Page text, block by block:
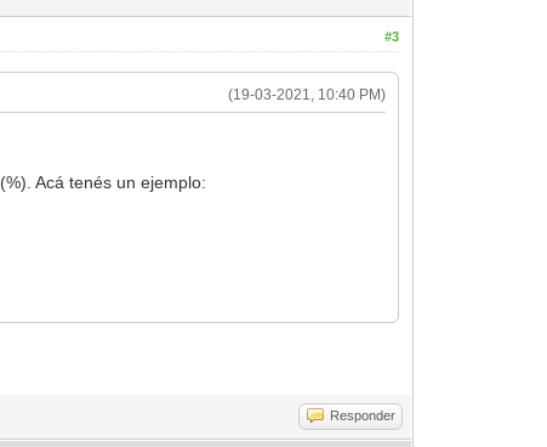
#3
(19-03-2021, 10:40 PM)
Acá tenés un ejemplo:
Responder